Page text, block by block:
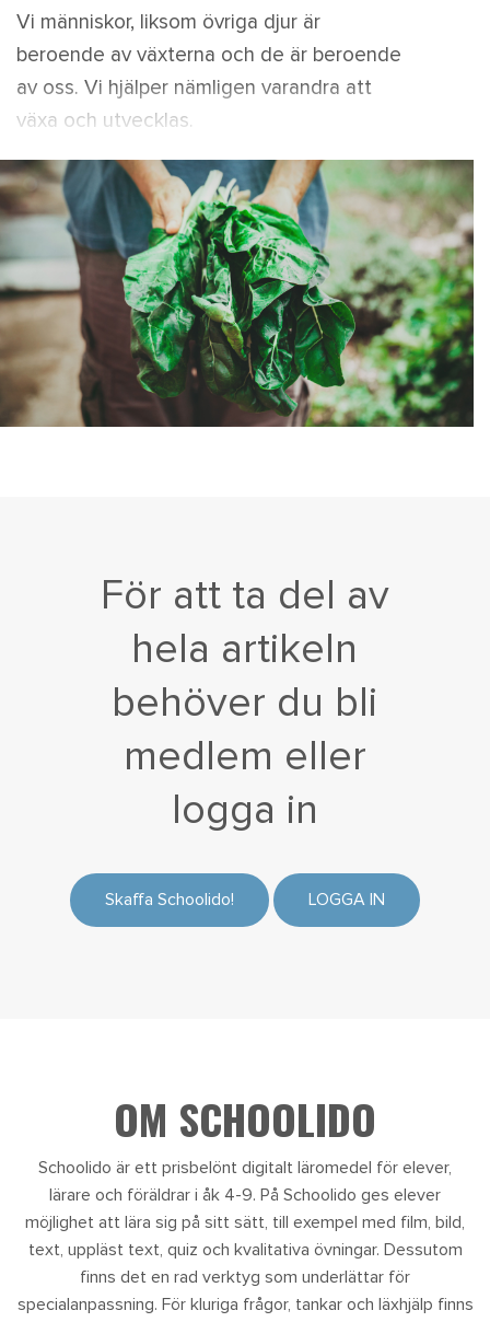
Vi människor, liksom övriga djur är
beroende av växterna och de är beroende
av oss. Vi hjälper nämligen varandra att
växa och utvecklas.
För att ta del av
hela artikeln
behöver du bli
medlem eller
logga in
Skaffa Schoolido! LOGGA IN
OM SCHOOLIDO
Schoolido är ett prisbelönt digitalt läromedel för elever,
lärare och föräldrar i åk 4-9. På Schoolido ges elever
möjlighet att lära sig på sitt sätt, till exempel med film, bild,
text, uppläst text, quiz och kvalitativa övningar. Dessutom
finns det en rad verktyg som underlättar för
specialanpassning. För kluriga frågor, tankar och läxhjälp finns